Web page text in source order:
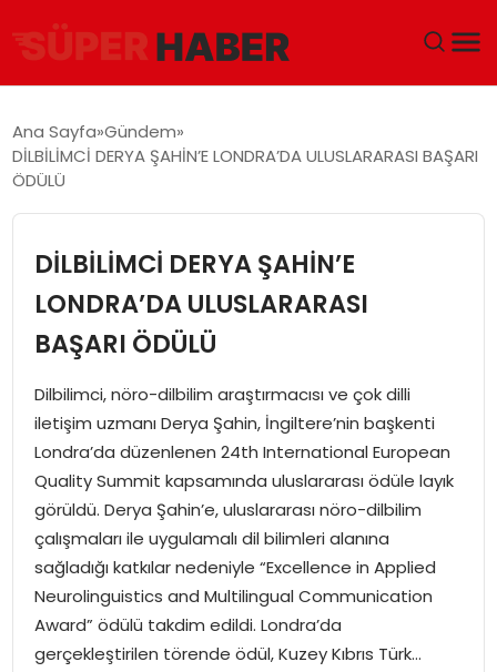
GÜNDEM
EKONOMI
MAGAZIN
SAĞLIK
SIYASET
SPOR
TEKNOLOJI
Ana Sayfa Gündem
DİLBİLİMCİ DERYA ŞAHİN’E LONDRA’DA ULUSLARARASI BAŞARI
ÖDÜLÜ
DİLBİLİMCİ DERYA ŞAHİN’E
LONDRA’DA ULUSLARARASI
BAŞARI ÖDÜLÜ
Dilbilimci, nöro-dilbilim araştırmacısı ve çok dilli
iletişim uzmanı Derya Şahin, İngiltere’nin başkenti
Londra’da düzenlenen 24th International European
Quality Summit kapsamında uluslararası ödüle layık
görüldü. Derya Şahin’e, uluslararası nöro-dilbilim
çalışmaları ile uygulamalı dil bilimleri alanına
sağladığı katkılar nedeniyle “Excellence in Applied
Neurolinguistics and Multilingual Communication
Award” ödülü takdim edildi. Londra’da
gerçekleştirilen törende ödül, Kuzey Kıbrıs Türk…